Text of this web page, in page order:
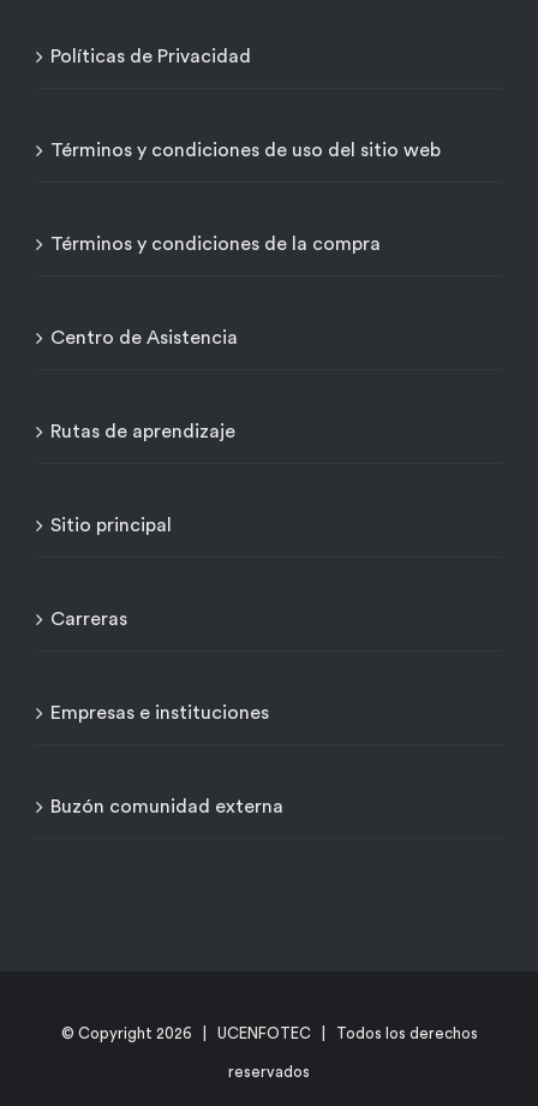
Políticas de Privacidad
Términos y condiciones de uso del sitio web
Términos y condiciones de la compra
Centro de Asistencia
Rutas de aprendizaje
Sitio principal
Carreras
Empresas e instituciones
Buzón comunidad externa
© Copyright 2026 | UCENFOTEC | Todos los derechos
reservados